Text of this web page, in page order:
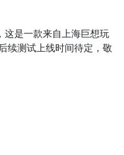
这是一款来自上海巨想玩
续测试上线时间待定，敬